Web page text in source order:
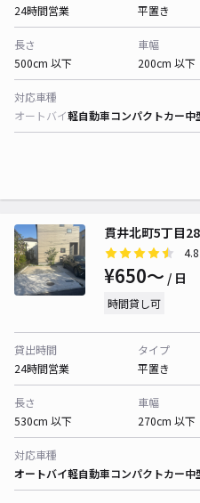
24時間営業
平置き
長さ
500cm 以下
車幅
200cm 以下
対応車種
オートバイ軽自動車コンパクトカー中
貫井北町5丁目
4.8
¥650〜 / 日
時間貸し可
貸出時間
24時間営業
タイプ
平置き
長さ
530cm 以下
車幅
270cm 以下
対応車種
オートバイ軽自動車コンパクトカー中